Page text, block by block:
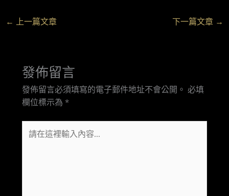
← 上一篇文章 下一篇文章 →
發佈留言
發佈留言必須填寫的電子郵件地址不會公開。 必填
欄位標示為 *
在